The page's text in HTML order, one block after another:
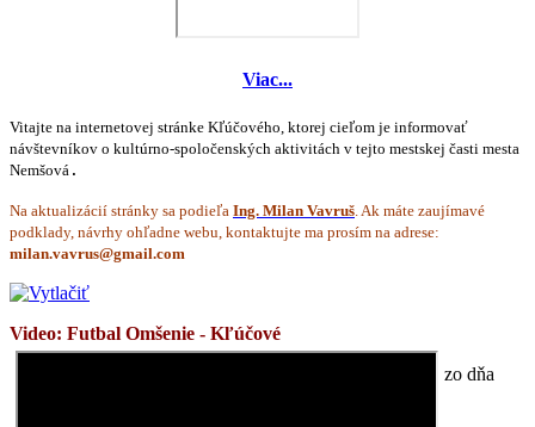
Viac...
Vitajte na internetovej stránke Kľúčového, ktorej cieľom je informovať
návštevníkov o kultúrno-spoločenských aktivitách v tejto mestskej časti mesta
Nemšová .
Na aktualizácií stránky sa podieľa Ing. Milan Vavruš . Ak máte zaujímavé
podklady, návrhy ohľadne webu, kontaktujte ma prosím na adrese:
Video: Futbal Omšenie - Kľúčové
zo dňa